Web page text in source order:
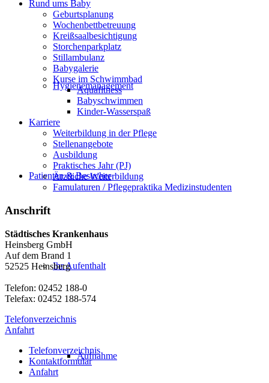
Hygienemanagement
Patienten & Besucher
Ihr Aufenthalt
Aufnahme
Rund ums Baby
Geburtsplanung
Wochenbettbetreuung
Kreißsaalbesichtigung
Storchenparkplatz
Stillambulanz
Babygalerie
Kurse im Schwimmbad
Aquafitness
Babyschwimmen
Kinder-Wasserspaß
Karriere
Weiterbildung in der Pflege
Stellenangebote
Ausbildung
Praktisches Jahr (PJ)
Ärztliche Weiterbildung
Famulaturen / Pflegepraktika Medizinstudenten
Anschrift
Städtisches Krankenhaus
Heinsberg GmbH
Auf dem Brand 1
52525 Heinsberg
Telefon: 02452 188-0
Telefax: 02452 188-574
Telefonverzeichnis
Anfahrt
Telefonverzeichnis
Kontaktformular
Anfahrt